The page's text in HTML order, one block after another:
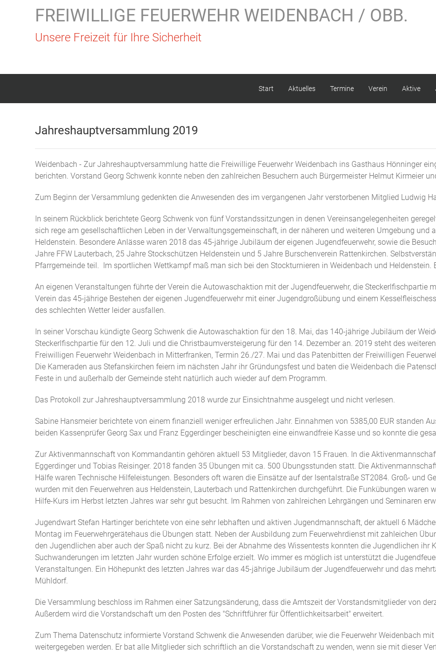
FREIWILLIGE FEUERWEHR WEIDENBACH / OBB.
Unsere Freizeit für Ihre Sicherheit
Start Aktuelles Termine Verein Aktive
Jahreshauptversammlung 2019
Weidenbach - Zur Jahreshauptversammlung hatte die Freiwillige Feuerwehr Weidenbach ins Gasthaus Hönninger
berichten. Vorstand Georg Schwenk konnte neben den zahlreichen Besuchern auch Bürgermeister Helmut Kirmeier
Zum Beginn der Versammlung gedenkten die Anwesenden des im vergangenen Jahr verstorbenen Mitglied Ludwig
In seinem Rückblick berichtete Georg Schwenk von fünf Vorstandssitzungen in denen Vereinsangelegenheiten
sich rege am gesellschaftlichen Leben in der Verwaltungsgemeinschaft, in der näheren und weiteren Umgebung und
Heldenstein. Besondere Anlässe waren 2018 das 45-jährige Jubiläum der eigenen Jugendfeuerwehr, sowie die
Jahre FFW Lauterbach, 25 Jahre Stockschützen Heldenstein und 5 Jahre Burschenverein Rattenkirchen.
Pfarrgemeinde teil. Im sportlichen Wettkampf maß man sich bei den Stockturnieren in Weidenbach und Heldenstein.
An eigenen Veranstaltungen führte der Verein die Autowaschaktion mit der Jugendfeuerwehr, die Steckerlfischpartie
Verein das 45-jährige Bestehen der eigenen Jugendfeuerwehr mit einer Jugendgroßübung und einem
des schlechten Wetter leider ausfallen.
In seiner Vorschau kündigte Georg Schwenk die Autowaschaktion für den 18. Mai, das 140-jährige Jubiläum der
Steckerlfischpartie für den 12. Juli und die Christbaumversteigerung für den 14. Dezember an. 2019 steht des
Freiwilligen Feuerwehr Weidenbach in Mitterfranken, Termin 26./27. Mai und das Patenbitten der Freiwilligen
Die Kameraden aus Stefanskirchen feiern im nächsten Jahr ihr Gründungsfest und baten die Weidenbach die
Feste in und außerhalb der Gemeinde steht natürlich auch wieder auf dem Programm.
Das Protokoll zur Jahreshauptversammlung 2018 wurde zur Einsichtnahme ausgelegt und nicht verlesen.
Sabine Hansmeier berichtete von einem finanziell weniger erfreulichen Jahr. Einnahmen von 5385,00 EUR standen
beiden Kassenprüfer Georg Sax und Franz Eggerdinger bescheinigten eine einwandfreie Kasse und so konnte die
Zur Aktivenmannschaft von Kommandantin gehören aktuell 53 Mitglieder, davon 15 Frauen. In die
Eggerdinger und Tobias Reisinger. 2018 fanden 35 Übungen mit ca. 500 Übungsstunden statt. Die
Hälfe waren Technische Hilfeleistungen. Besonders oft waren die Einsätze auf der Isentalstraße ST2084. Groß- und
wurden mit den Feuerwehren aus Heldenstein, Lauterbach und Rattenkirchen durchgeführt. Die Funkübungen waren
Hilfe-Kurs im Herbst letzten Jahres war sehr gut besucht. Im Rahmen von zahlreichen Lehrgängen und Seminaren
Jugendwart Stefan Hartinger berichtete von eine sehr lebhaften und aktiven Jugendmannschaft, der aktuell 6
Montag im Feuerwehrgerätehaus die Übungen statt. Neben der Ausbildung zum Feuerwehrdienst mit zahleichen
den Jugendlichen aber auch der Spaß nicht zu kurz. Bei der Abnahme des Wissentests konnten die Jugendlichen ihr
Suchwanderungen im letzten Jahr wurden schöne Erfolge erzielt. Wo immer es möglich ist unterstützt die
Veranstaltungen. Ein Höhepunkt des letzten Jahres war das 45-jährige Jubiläum der Jugendfeuerwehr und das
Mühldorf.
Die Versammlung beschloss im Rahmen einer Satzungsänderung, dass die Amtszeit der Vorstandsmitglieder von
Außerdem wird die Vorstandschaft um den Posten des "Schriftführer für Öffentlichkeitsarbeit" erweitert.
Zum Thema Datenschutz informierte Vorstand Schwenk die Anwesenden darüber, wie die Feuerwehr Weidenbach
weitergegeben werden. Er bat alle Mitglieder sich schriftlich an die Vorstandschaft zu wenden, wenn sie mit dieser